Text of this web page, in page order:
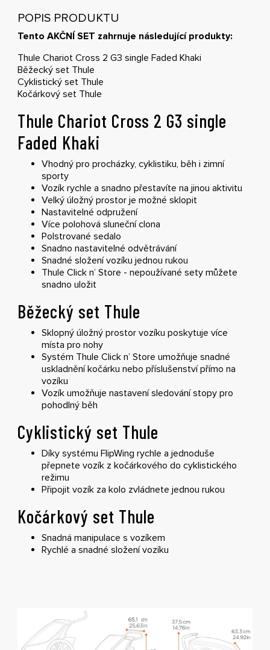
POPIS PRODUKTU
Tento AKČNÍ SET zahrnuje následující produkty:
Thule Chariot Cross 2 G3 single Faded Khaki
Běžecký set Thule
Cyklistický set Thule
Kočárkový set Thule
Thule Chariot Cross 2 G3 single
Faded Khaki
Vhodný pro procházky, cyklistiku, běh i zimní
sporty
Vozík rychle a snadno přestavíte na jinou aktivitu
Velký úložný prostor je možné sklopit
Nastavitelné odpružení
Více polohová sluneční clona
Polstrované sedalo
Snadno nastavitelné odvětrávání
Snadné složení vozíku jednou rukou
Thule Click n’ Store - nepoužívané sety můžete
snadno uložit
Běžecký set Thule
Sklopný úložný prostor vozíku poskytuje více
místa pro nohy
Systém Thule Click n’ Store umožňuje snadné
uskladnění kočárku nebo příslušenství přímo na
vozíku
Vozík umožňuje nastavení sledování stopy pro
pohodlný běh
Cyklistický set Thule
Díky systému FlipWing rychle a jednoduše
přepnete vozík z kočárkového do cyklistického
režimu
Připojit vozík za kolo zvládnete jednou rukou
Kočárkový set Thule
Snadná manipulace s vozíkem
Rychlé a snadné složení vozíku